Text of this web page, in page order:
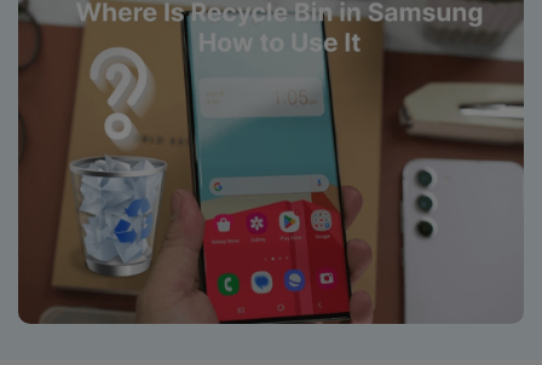
фотографии, видео и многое
другое со смартфона на смартфон,
со смартфона на ПК и наоборот.
Резервное копирование и
восстановление
Создавайте резервные копии для
18+ типов данных и данных
WhatsApp на ПК. С легкостью
восстанавливайте резервные
копии.